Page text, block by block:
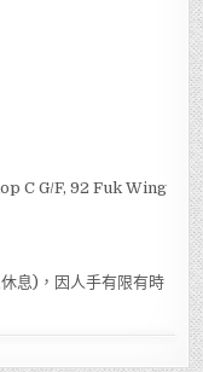
C G/F, 92 Fuk Wing
息)，因人手有限有時